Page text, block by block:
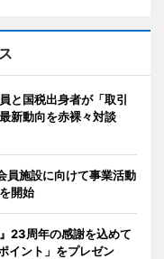
と国税出身者が「取引
新動向を赤裸々対談
員施設に向けて事業活動
開始
23周年の感謝を込めて
ント」をプレゼン